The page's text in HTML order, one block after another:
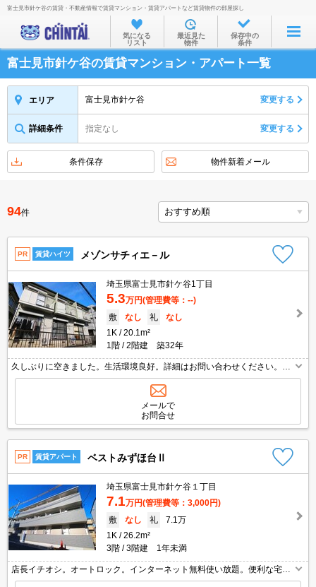
お部屋を探す
沿線・駅から
住所から
物件特集から
不動産会社から
TOP
富士見市針ケ谷の賃貸・不動産情報で賃貸マンション・賃貸アパートなど賃貸物件の部屋探し
気になる
リスト
最近見た
物件
保存中の
条件
富士見市針ケ谷の賃貸マンション・アパート一覧
エリア 富士見市針ケ谷 変更する
詳細条件 指定なし 変更する
条件保存 物件新着メール
94件
PR 賃貸ハイツ メゾンサチィエ－ル
埼玉県富士見市針ケ谷1丁目
5.3万円(管理費等：--)
敷
なし 礼
なし
1K
20.1m²
1階
2階建 築32年
久しぶりに空きました。生活環境良好。詳細はお問い合わせください。日
当たり良好！心地よい室内環境！。内見予約受付中。
メールで
お問合せ
PR 賃貸アパート ベストみずほ台Ⅱ
埼玉県富士見市針ケ谷１丁目
7.1万円(管理費等：3,000円)
敷
なし 礼
7.1万
1K
26.2m²
3階
3階建 1年未満
店長イチオシ。オートロック。インターネット無料使い放題。便利な宅配
BOX。浴室乾燥機付。シャワー付独立洗面台。仲介手数料家賃の55%。最